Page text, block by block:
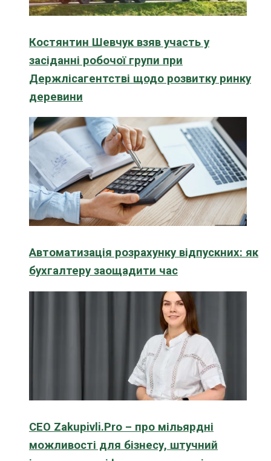
Костянтин Шевчук взяв участь у
засіданні робочої групи при
Держлісагентстві щодо розвитку ринку
деревини
Автоматизація розрахунку відпускних: як
бухгалтеру заощадити час
CEO Zakupivli.Pro – про мільярдні
можливості для бізнесу, штучний